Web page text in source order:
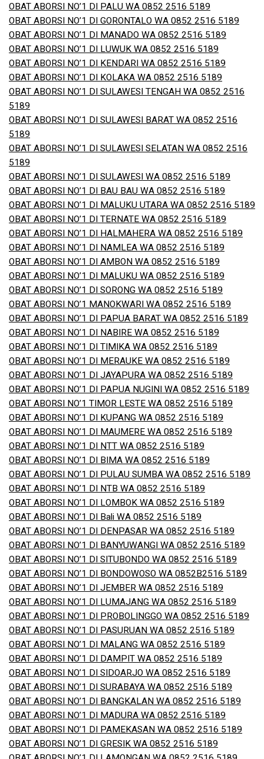
OBAT ABORSI NO’1 DI PALU WA 0852 2516 5189
OBAT ABORSI NO’1 DI GORONTALO WA 0852 2516 5189
OBAT ABORSI NO’1 DI MANADO WA 0852 2516 5189
OBAT ABORSI NO’1 DI LUWUK WA 0852 2516 5189
OBAT ABORSI NO’1 DI KENDARI WA 0852 2516 5189
OBAT ABORSI NO’1 DI KOLAKA WA 0852 2516 5189
OBAT ABORSI NO’1 DI SULAWESI TENGAH WA 0852 2516
5189
OBAT ABORSI NO’1 DI SULAWESI BARAT WA 0852 2516
5189
OBAT ABORSI NO’1 DI SULAWESI SELATAN WA 0852 2516
5189
OBAT ABORSI NO’1 DI SULAWESI WA 0852 2516 5189
OBAT ABORSI NO’1 DI BAU BAU WA 0852 2516 5189
OBAT ABORSI NO’1 DI MALUKU UTARA WA 0852 2516 5189
OBAT ABORSI NO’1 DI TERNATE WA 0852 2516 5189
OBAT ABORSI NO’1 DI HALMAHERA WA 0852 2516 5189
OBAT ABORSI NO’1 DI NAMLEA WA 0852 2516 5189
OBAT ABORSI NO’1 DI AMBON WA 0852 2516 5189
OBAT ABORSI NO’1 DI MALUKU WA 0852 2516 5189
OBAT ABORSI NO’1 DI SORONG WA 0852 2516 5189
OBAT ABORSI NO’1 MANOKWARI WA 0852 2516 5189
OBAT ABORSI NO’1 DI PAPUA BARAT WA 0852 2516 5189
OBAT ABORSI NO’1 DI NABIRE WA 0852 2516 5189
OBAT ABORSI NO’1 DI TIMIKA WA 0852 2516 5189
OBAT ABORSI NO’1 DI MERAUKE WA 0852 2516 5189
OBAT ABORSI NO’1 DI JAYAPURA WA 0852 2516 5189
OBAT ABORSI NO’1 DI PAPUA NUGINI WA 0852 2516 5189
OBAT ABORSI NO’1 TIMOR LESTE WA 0852 2516 5189
OBAT ABORSI NO’1 DI KUPANG WA 0852 2516 5189
OBAT ABORSI NO’1 DI MAUMERE WA 0852 2516 5189
OBAT ABORSI NO’1 DI NTT WA 0852 2516 5189
OBAT ABORSI NO’1 DI BIMA WA 0852 2516 5189
OBAT ABORSI NO’1 DI PULAU SUMBA WA 0852 2516 5189
OBAT ABORSI NO’1 DI NTB WA 0852 2516 5189
OBAT ABORSI NO’1 DI LOMBOK WA 0852 2516 5189
OBAT ABORSI NO’1 DI Bali WA 0852 2516 5189
OBAT ABORSI NO’1 DI DENPASAR WA 0852 2516 5189
OBAT ABORSI NO’1 DI BANYUWANGI WA 0852 2516 5189
OBAT ABORSI NO’1 DI SITUBONDO WA 0852 2516 5189
OBAT ABORSI NO’1 DI BONDOWOSO WA 0852B2516 5189
OBAT ABORSI NO’1 DI JEMBER WA 0852 2516 5189
OBAT ABORSI NO’1 DI LUMAJANG WA 0852 2516 5189
OBAT ABORSI NO’1 DI PROBOLINGGO WA 0852 2516 5189
OBAT ABORSI NO’1 DI PASURUAN WA 0852 2516 5189
OBAT ABORSI NO’1 DI MALANG WA 0852 2516 5189
OBAT ABORSI NO’1 DI DAMPIT WA 0852 2516 5189
OBAT ABORSI NO’1 DI SIDOARJO WA 0852 2516 5189
OBAT ABORSI NO’1 DI SURABAYA WA 0852 2516 5189
OBAT ABORSI NO’1 DI BANGKALAN WA 0852 2516 5189
OBAT ABORSI NO’1 DI MADURA WA 0852 2516 5189
OBAT ABORSI NO’1 DI PAMEKASAN WA 0852 2516 5189
OBAT ABORSI NO’1 DI GRESIK WA 0852 2516 5189